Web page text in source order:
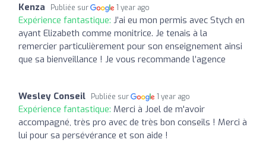
Kenza Publiée sur 1 year ago
Expérience fantastique: J’ai eu mon permis avec Stych en
ayant Elizabeth comme monitrice. Je tenais à la
remercier particulièrement pour son enseignement ainsi
que sa bienveillance ! Je vous recommande l’agence
Wesley Conseil Publiée sur 1 year ago
Expérience fantastique: Merci à Joel de m'avoir
accompagné, très pro avec de très bon conseils ! Merci à
lui pour sa persévérance et son aide !